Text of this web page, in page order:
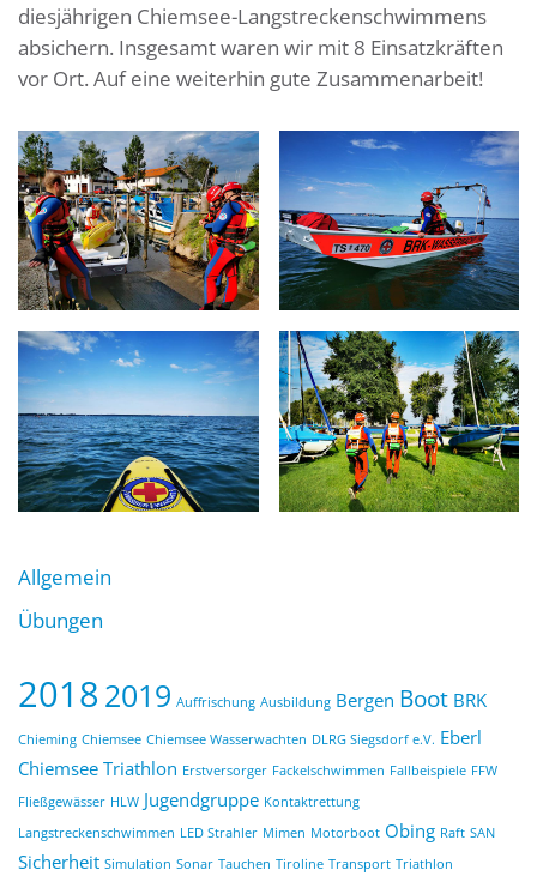
diesjährigen Chiemsee-Langstreckenschwimmens
absichern. Insgesamt waren wir mit 8 Einsatzkräften
vor Ort. Auf eine weiterhin gute Zusammenarbeit!
Allgemein
Übungen
2018 2019 Auffrischung Ausbildung Bergen Boot BRK
Chieming Chiemsee Chiemsee Wasserwachten DLRG Siegsdorf e.V. Eberl
Chiemsee Triathlon Erstversorger Fackelschwimmen Fallbeispiele FFW
Fließgewässer HLW Jugendgruppe Kontaktrettung
Langstreckenschwimmen LED Strahler Mimen Motorboot Obing Raft SAN
Sicherheit Simulation Sonar Tauchen Tiroline Transport Triathlon